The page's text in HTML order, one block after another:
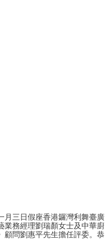
月三日假座香港鑼灣利舞臺廣
業務經理劉瑞顏女士及中華廚
顧問劉惠平先生擔任評委。恭